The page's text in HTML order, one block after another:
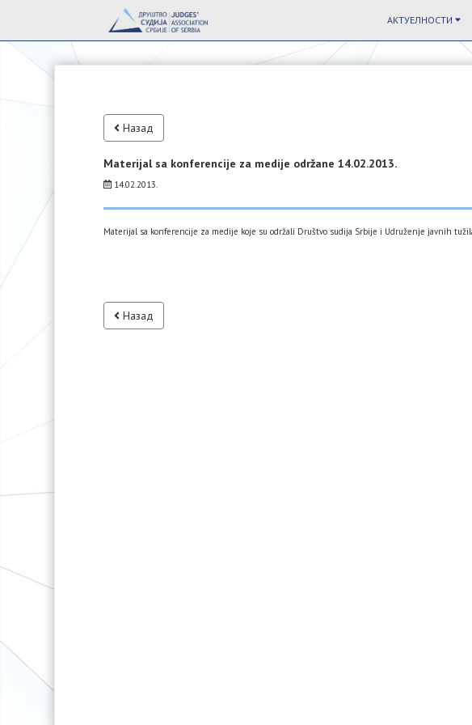
АКТУЕЛНОСТИ
Назад
Materijal sa konferencije za medije održane 14.02.2013.
14.02.2013.
Materijal sa konferencije za medije koje su održali Društvo sudija Srbije i Udruženje javnih
Назад